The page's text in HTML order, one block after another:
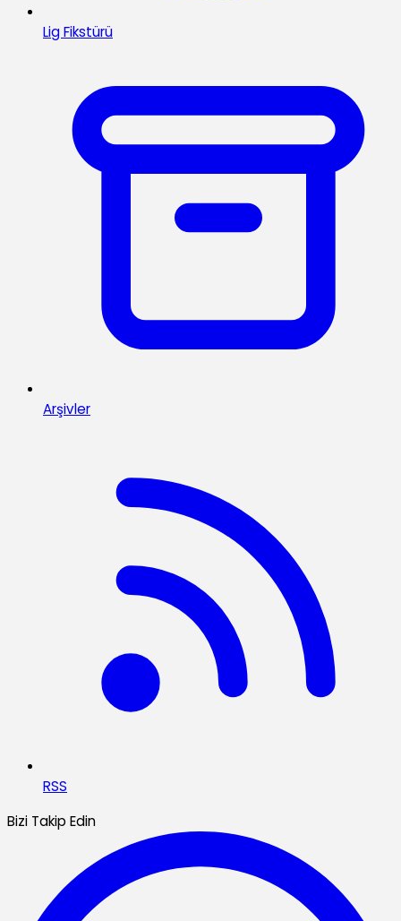
Lig Fikstürü
Arşivler
RSS
Bizi Takip Edin